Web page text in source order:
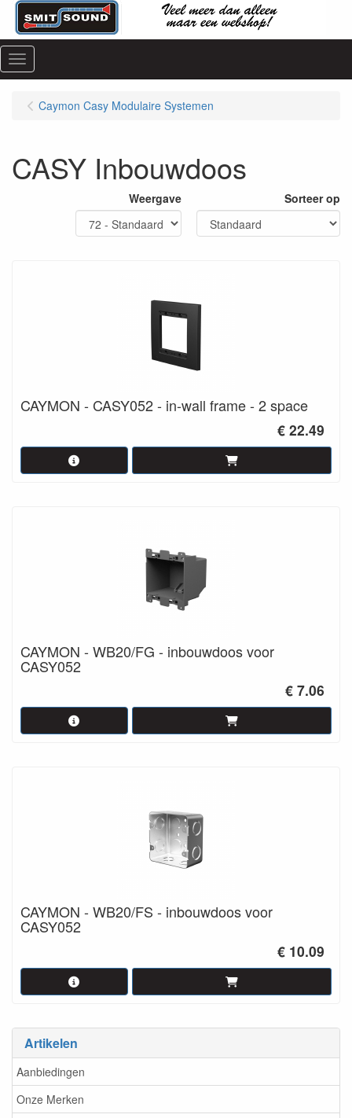
Menu
Artikelen
Aanbiedingen
Onze Merken
Caymon Casy Modulaire Systemen
CASY Inbouwdoos
Weergave Sorteer op
CAYMON - CASY052 - in-wall frame - 2 space
€ 22.49
CAYMON - WB20/FG - inbouwdoos voor
CASY052
€ 7.06
CAYMON - WB20/FS - inbouwdoos voor
CASY052
€ 10.09